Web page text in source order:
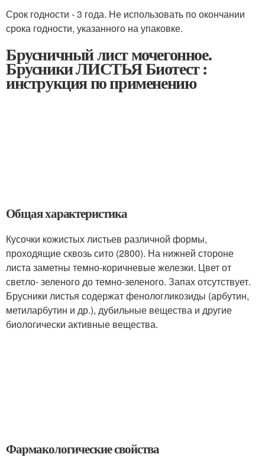
Срок годности - 3 года. Не использовать по окончании
срока годности, указанного на упаковке.
Брусничный лист мочегонное.
Брусники ЛИСТЬЯ Биотест :
инструкция по применению
Общая характеристика
Кусочки кожистых листьев различной формы,
проходящие сквозь сито (2800). На нижней стороне
листа заметны темно-коричневые железки. Цвет от
светло- зеленого до темно-зеленого. Запах отсутствует.
Брусники листья содержат фенологликозиды (арбутин,
метиларбутин и др.), дубильные вещества и другие
биологически активные вещества.
Фармакологические свойства